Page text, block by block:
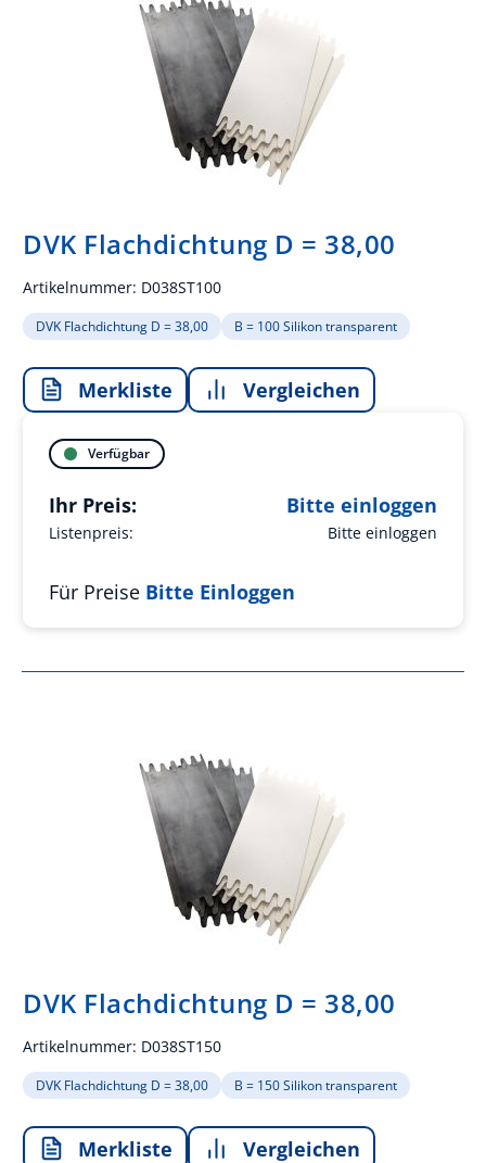
DVK Flachdichtung D = 38,00
Artikelnummer: D038ST100
DVK Flachdichtung D = 38,00 B = 100 Silikon transparent
Merkliste Vergleichen
Verfügbar
Listenpreis: Bitte einloggen
Ihr Preis: Bitte einloggen
Für Preise Bitte Einloggen
DVK Flachdichtung D = 38,00
Artikelnummer: D038ST150
DVK Flachdichtung D = 38,00 B = 150 Silikon transparent
Merkliste Vergleichen